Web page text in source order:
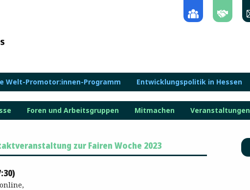
Welt-Promotor:innen-Programm Entwicklungspolitik in Hessen
Foren und Arbeitsgruppen Mitmachen Veranstaltungen
zur Fairen Woche 2023